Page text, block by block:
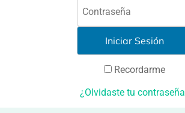
Recordarme
¿Olvidaste tu